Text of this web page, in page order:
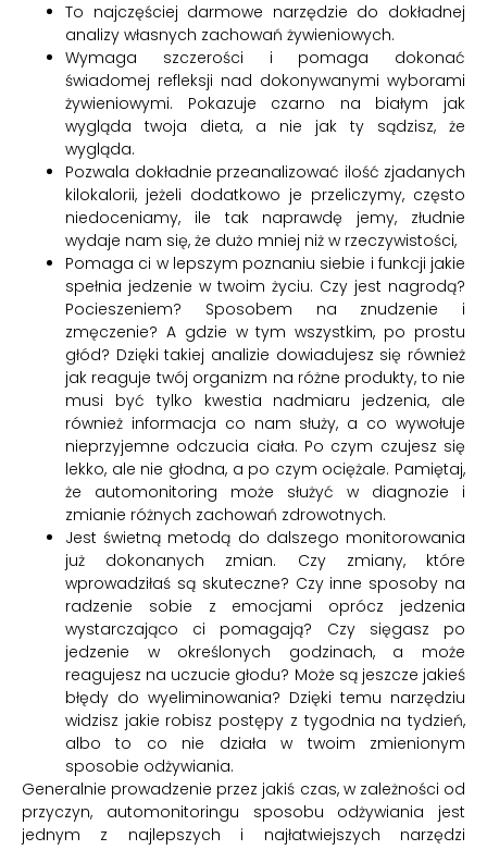
To najczęściej darmowe narzędzie do dokładnej
analizy własnych zachowań żywieniowych.
Wymaga szczerości i pomaga dokonać
świadomej refleksji nad dokonywanymi wyborami
żywieniowymi. Pokazuje czarno na białym jak
wygląda twoja dieta, a nie jak ty sądzisz, że
wygląda.
Pozwala dokładnie przeanalizować ilość zjadanych
kilokalorii, jeżeli dodatkowo je przeliczymy, często
niedoceniamy, ile tak naprawdę jemy, złudnie
wydaje nam się, że dużo mniej niż w rzeczywistości,
Pomaga ci w lepszym poznaniu siebie i funkcji jakie
spełnia jedzenie w twoim życiu. Czy jest nagrodą?
Pocieszeniem? Sposobem na znudzenie i
zmęczenie? A gdzie w tym wszystkim, po prostu
głód? Dzięki takiej analizie dowiadujesz się również
jak reaguje twój organizm na różne produkty, to nie
musi być tylko kwestia nadmiaru jedzenia, ale
również informacja co nam służy, a co wywołuje
nieprzyjemne odczucia ciała. Po czym czujesz się
lekko, ale nie głodna, a po czym ociężale. Pamiętaj,
że automonitoring może służyć w diagnozie i
zmianie różnych zachowań zdrowotnych.
Jest świetną metodą do dalszego monitorowania
już dokonanych zmian. Czy zmiany, które
wprowadziłaś są skuteczne? Czy inne sposoby na
radzenie sobie z emocjami oprócz jedzenia
wystarczająco ci pomagają? Czy sięgasz po
jedzenie w określonych godzinach, a może
reagujesz na uczucie głodu? Może są jeszcze jakieś
błędy do wyeliminowania? Dzięki temu narzędziu
widzisz jakie robisz postępy z tygodnia na tydzień,
albo to co nie działa w twoim zmienionym
sposobie odżywiania.
Generalnie prowadzenie przez jakiś czas, w zależności od
przyczyn, automonitoringu sposobu odżywiania jest
jednym z najlepszych i najłatwiejszych narzędzi